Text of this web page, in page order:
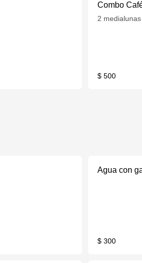
Combo
2 medialunas
$ 500
Agua con
$ 300